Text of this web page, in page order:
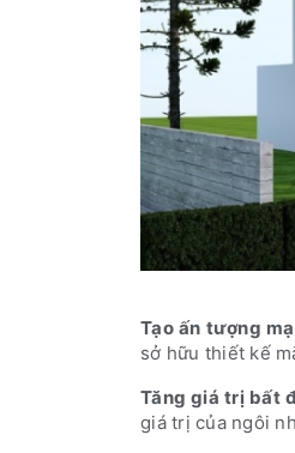
Tạo ấn tượng
sở hữu thiết kế
Tăng giá trị bất
giá trị của ngôi